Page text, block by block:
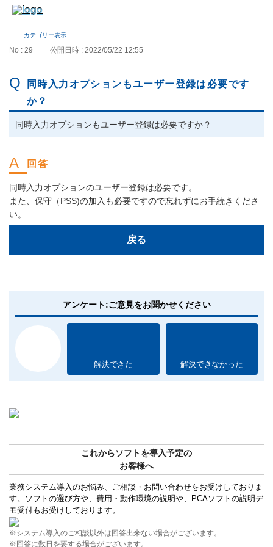
カテゴリー表示
No : 29 公開日時 : 2022/05/22 12:55
同時入力オプションもユーザー登録は必要です
か？
同時入力オプションもユーザー登録は必要ですか？
同時入力オプションのユーザー登録は必要です。
また、保守（PSS)の加入も必要ですので忘れずにお手続きくださ
い。
戻る
アンケート:ご意見をお聞かせください
解決できた 解決できなかった
これからソフトを導入予定の
お客様へ
業務システム導入のお悩み、ご相談・お問い合わせをお受けしておりま
す。ソフトの選び方や、費用・動作環境の説明や、PCAソフトの説明デ
モ受付もお受けしております。
※システム導入のご相談以外は回答出来ない場合がございます。
※回答に数日を要する場合がございます。